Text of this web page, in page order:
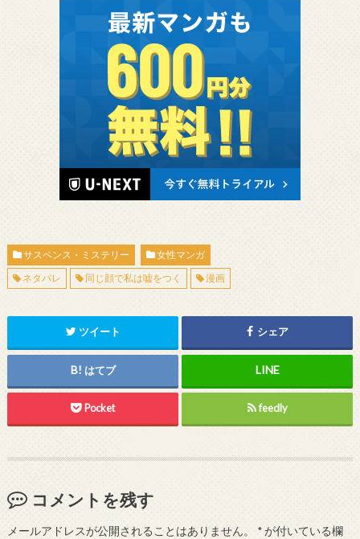
サスペンス・ミステリー
女性マンガ
ネタバレ
同じ顔で私は嘘をつく 漫画
ツイート シェア
はてブ
Pocket feedly
コメントを残す
メールアドレスが公開されることはありません。 *が付いている欄